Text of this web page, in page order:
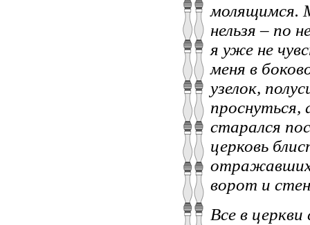
молящимся.
нельзя – по
я уже не
меня в
узелок,
старался
церковь
ворот и
Все в церкви